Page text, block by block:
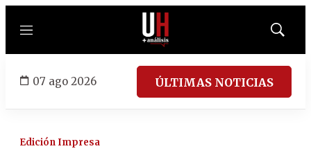
Menú
Mostrar
07 ago 2026 ÚLTIMAS NOTICIAS
Edición Impresa